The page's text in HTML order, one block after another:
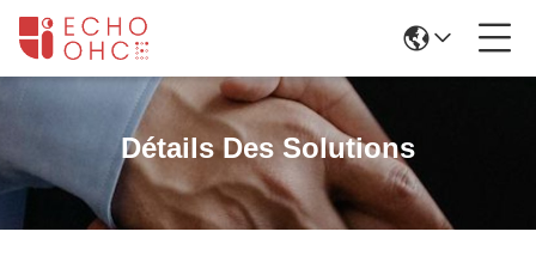
Détails Des Solutions